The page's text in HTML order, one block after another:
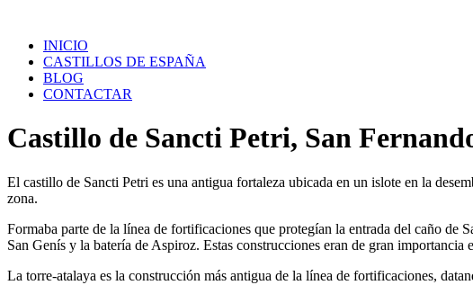
contenidoINICIO
CASTILLOS DE ESPAÑA
BLOG
CONTACTAR
Castillo de Sancti Petri, San
El castillo de Sancti Petri es una antigua fortaleza ubicada en un islote en la
zona.
Formaba parte de la línea de fortificaciones que protegían la entrada del caño de
San Genís y la batería de Aspiroz. Estas construcciones eran de gran importancia
La torre-atalaya es la construcción más antigua de la línea de fortificaciones,